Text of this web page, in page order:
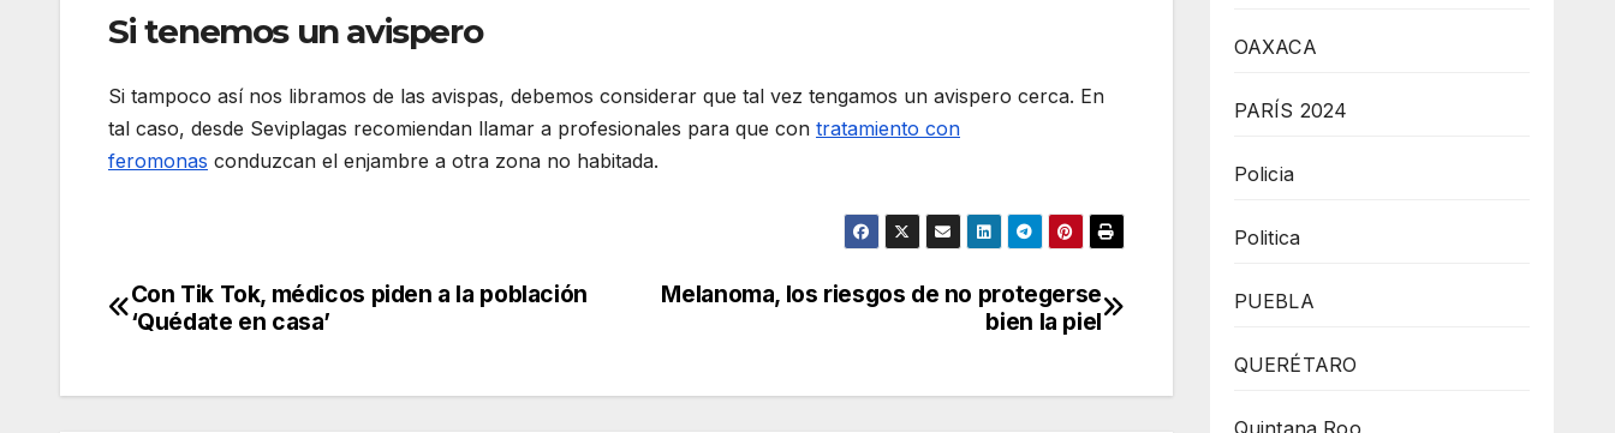
Si tenemos un avispero
Si tampoco así nos libramos de las avispas, debemos considerar que tal vez tengamos un avispero cerca. En
tal caso, desde Seviplagas recomiendan llamar a profesionales para que con tratamiento con
feromonas conduzcan el enjambre a otra zona no habitada.
Navegación
entradas
Melanoma, los riesgos de no protegerse
bien la piel
Con Tik Tok, médicos piden a la población
‘Quédate en casa’
OAXACA
PARÍS 2024
Policia
Politica
PUEBLA
QUERÉTARO
Quintana Roo